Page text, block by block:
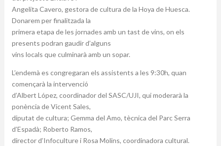
Angelita Cavero, gestora de cultura de la Hoya de Huesca.
Donarem per finalitzada la
primera etapa de les jornades amb un tast de vins, on els
presents podran gaudir d’alguns
vins locals que culminarà amb un sopar.
L’endemà es congregaran els assistents a les 9:30h, quan
començarà la intervenció
d’Albert López, coordinador del SASC/UJI, qui moderarà la
ponència de Vicent Sales,
diputat de cultura; Gemma del Amo, tècnica del Parc Serra
d’Espadà; Roberto Ramos,
director d’Infoculture i Rosa Molins, coordinadora cultural.